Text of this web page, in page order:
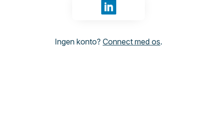
Log ind med LinkedIn
Ingen konto? Connect med os.